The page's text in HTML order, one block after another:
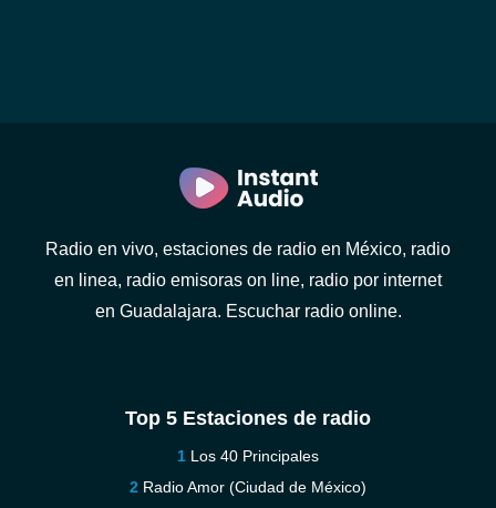
Radio en vivo, estaciones de radio en México, radio
en linea, radio emisoras on line, radio por internet
en Guadalajara. Escuchar radio online.
Top 5 Estaciones de radio
Los 40 Principales
Radio Amor (Ciudad de México)